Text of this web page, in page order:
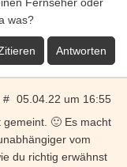
was?
Antworten
# 05.04.22 um 16:55
🙂 Es macht
vom
du richtig erwähnst